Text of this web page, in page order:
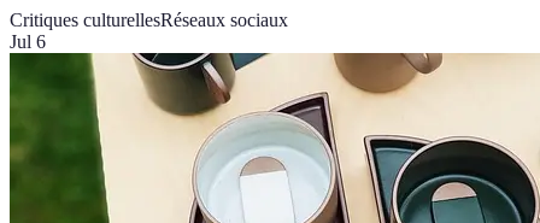
Critiques culturellesRéseaux sociaux
Jul 6